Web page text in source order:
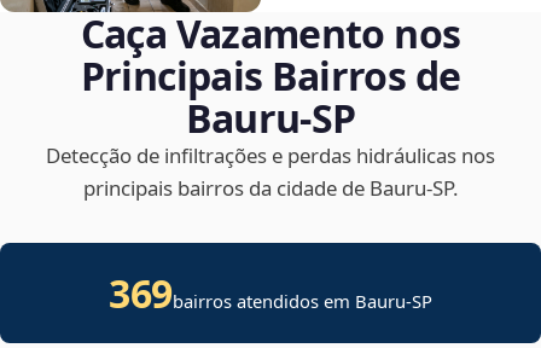
Caça Vazamento nos
Principais Bairros de
Bauru‑SP
Detecção de infiltrações e perdas hidráulicas nos
principais bairros da cidade de Bauru‑SP.
369bairros atendidos em Bauru-SP